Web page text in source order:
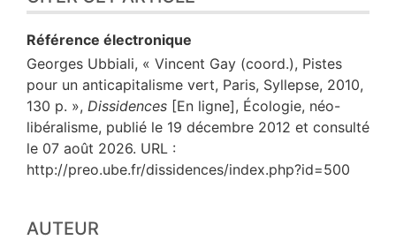
Référence électronique
Georges Ubbiali, « Vincent Gay (coord.), Pistes
pour un anticapitalisme vert, Paris, Syllepse, 2010,
130 p. », Dissidences [En ligne], Écologie, néo-
libéralisme, publié le 19 décembre 2012 et consulté
le 07 août 2026. URL :
http://preo.ube.fr/dissidences/index.php?id=500
AUTEUR